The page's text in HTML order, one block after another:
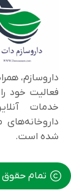
داروسازم،
خدمات
شده است.
تمام حقوق